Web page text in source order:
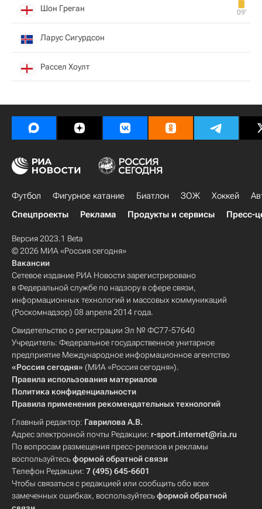
Шон Греган 09‎’‎
Ларус Сигурдсон
Рассел Хоулт
Футбол Фигурное катание Биатлон ЗОЖ Хоккей
Спецпроекты
Реклама Продукты и сервисы Пресс-
Версия 2023.1 Beta
© 2026 МИА «Россия сегодня»
Вакансии
Сетевое издание РИА Новости зарегистрировано
в Федеральной службе по надзору в сфере связи,
информационных технологий и массовых коммуникаций
(Роскомнадзор) 08 апреля 2014 года.
Свидетельство о регистрации Эл № ФС77-57640
Учредитель: Федеральное государственное унитарное
предприятие Международное информационное агентство
«Россия сегодня» (МИА «Россия сегодня»).
Правила использования материалов
Политика конфиденциальности
Правила применения рекомендательных технологий
Главный редактор: Гаврилова А.В.
Адрес электронной почты Редакции: r-sport.internet@ria.ru
По вопросам размещения пресс-релизов и рекламы
воспользуйтесьформой обратной связи
Телефон Редакции: 7 (495) 645-6601
Чтобы связаться с редакцией или сообщить обо всех
замеченных ошибках, воспользуйтесьформой обратной